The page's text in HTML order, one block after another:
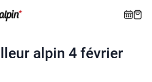
alpin 4 février